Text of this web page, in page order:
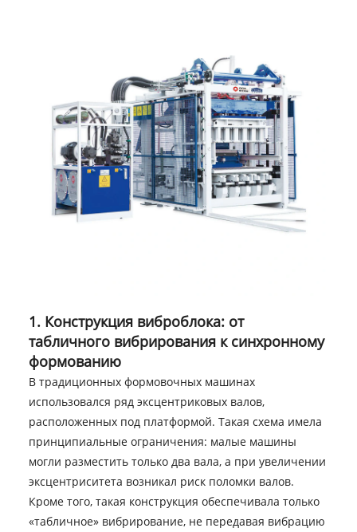
1. Конструкция виброблока: от
табличного вибрирования к синхронному
формованию
В традиционных формовочных машинах
использовался ряд эксцентриковых валов,
расположенных под платформой. Такая схема имела
принципиальные ограничения: малые машины
могли разместить только два вала, а при увеличении
эксцентриситета возникал риск поломки валов.
Кроме того, такая конструкция обеспечивала только
«табличное» вибрирование, не передавая вибрацию